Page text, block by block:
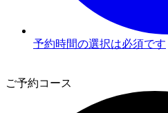
予約時間の選択は必須です
ご予約コース